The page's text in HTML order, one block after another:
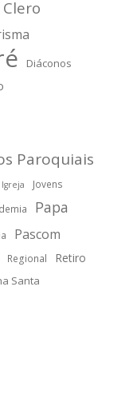
Clero
Diáconos
Paroquiais
Igreja Jovens
Papa
Pascom
Regional Retiro
Santa